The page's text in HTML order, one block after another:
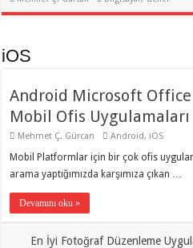
iOS
Android Microsoft Office
Mobil Ofis Uygulamaları
Mehmet Ç. Gürcan Android, iOS
Mobil Platformlar için bir çok ofis
arama yaptığımızda karşımıza çıkan …
Devamını oku »
En İyi Fotoğraf Düzenleme